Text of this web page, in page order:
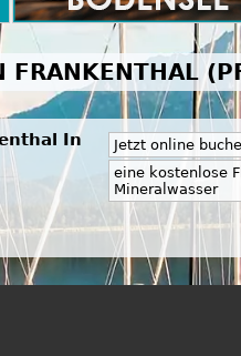
FRANKENTHAL
In
Jetzt online
eine kostenlose
Mineralwasser